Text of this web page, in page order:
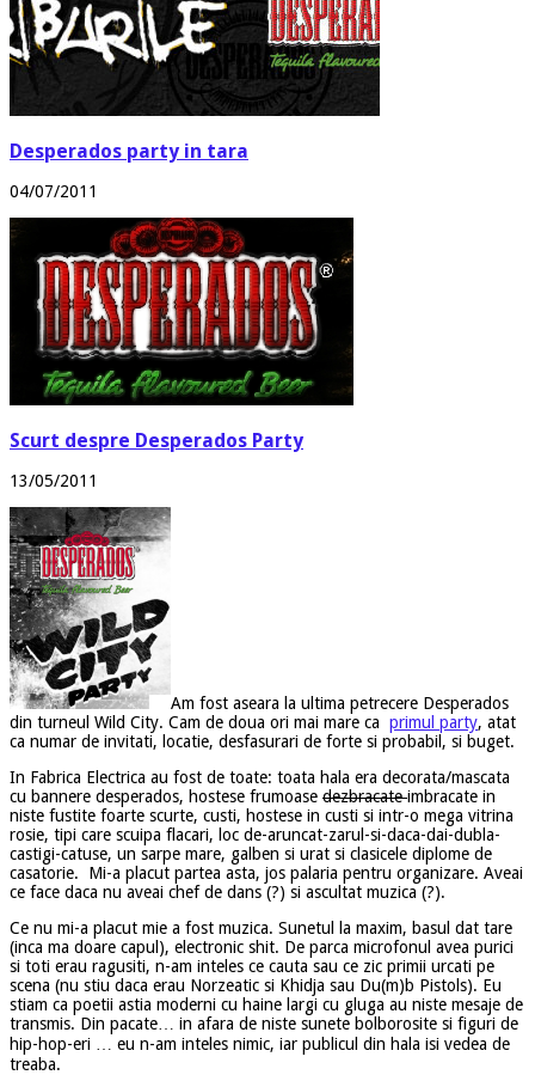
Desperados party in tara
04/07/2011
Scurt despre Desperados Party
13/05/2011
Am fost aseara la ultima petrecere Desperados
din turneul Wild City. Cam de doua ori mai mare ca primul party, atat
ca numar de invitati, locatie, desfasurari de forte si probabil, si buget.
In Fabrica Electrica au fost de toate: toata hala era decorata/mascata
cu bannere desperados, hostese frumoase dezbracateimbracate in
niste fustite foarte scurte, custi, hostese in custi si intr-o mega vitrina
rosie, tipi care scuipa flacari, loc de-aruncat-zarul-si-daca-dai-dubla-
castigi-catuse, un sarpe mare, galben si urat si clasicele diplome de
casatorie. Mi-a placut partea asta, jos palaria pentru organizare. Aveai
ce face daca nu aveai chef de dans (?) si ascultat muzica (?).
Ce nu mi-a placut mie a fost muzica. Sunetul la maxim, basul dat tare
(inca ma doare capul), electronic shit. De parca microfonul avea purici
si toti erau ragusiti, n-am inteles ce cauta sau ce zic primii urcati pe
scena (nu stiu daca erau Norzeatic si Khidja sau Du(m)b Pistols). Eu
stiam ca poetii astia moderni cu haine largi cu gluga au niste mesaje de
transmis. Din pacate… in afara de niste sunete bolborosite si figuri de
hip-hop-eri … eu n-am inteles nimic, iar publicul din hala isi vedea de
treaba.